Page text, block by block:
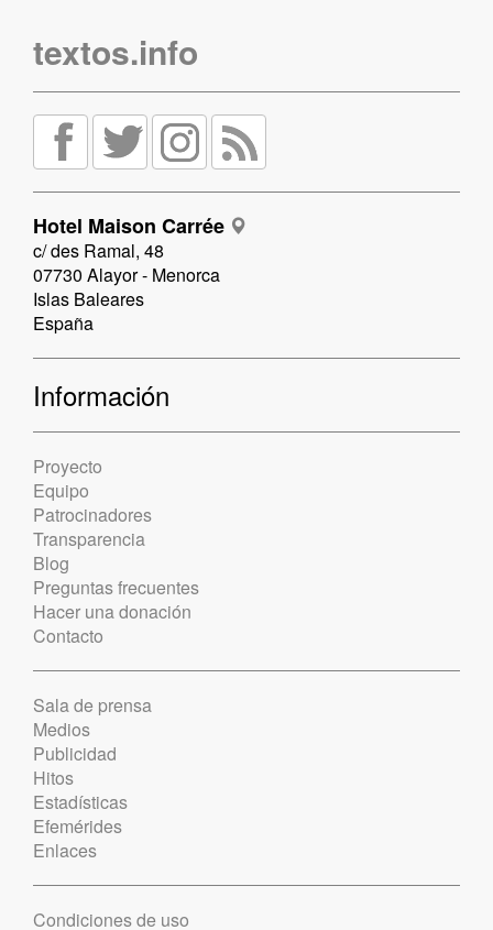
textos.info
Hotel Maison Carrée
c/ des Ramal, 48
07730 Alayor - Menorca
Islas Baleares
España
Información
Proyecto
Equipo
Patrocinadores
Transparencia
Blog
Preguntas frecuentes
Hacer una donación
Contacto
Sala de prensa
Medios
Publicidad
Hitos
Estadísticas
Efemérides
Enlaces
Condiciones de uso